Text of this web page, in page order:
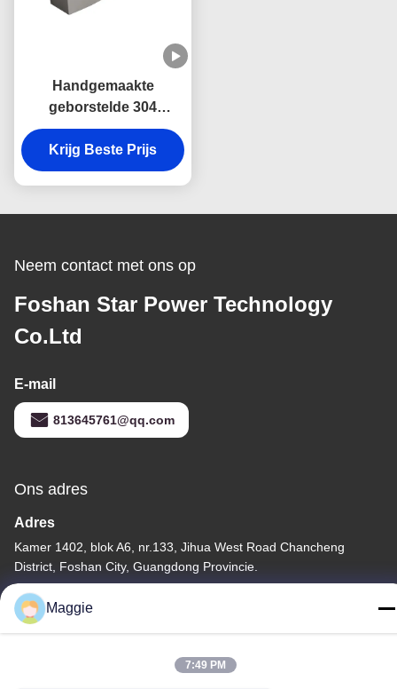
Handgemaakte
geborstelde 304
roestvrij staal boerderij
wasbak met
geluidsdemping en
gebogen voorschoon
Krijg Beste Prijs
Neem contact met ons op
Foshan Star Power Technology
Co.Ltd
E-mail
813645761@qq.com
Ons adres
Adres
Kamer 1402, blok A6, nr.133, Jihua West Road Chancheng
District, Foshan City, Guangdong Provincie.
Tel
86-13342999029
Maggie
7:49 PM